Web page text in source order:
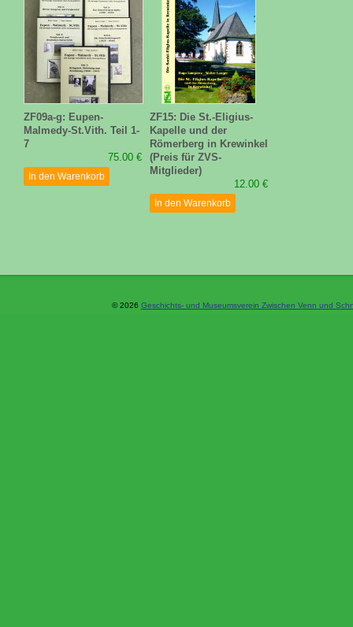
ZF09a-g: Eupen-
Malmedy-St.Vith. Teil 1-
7
75.00 €
In den Warenkorb
ZF15: Die St.-Eligius-
Kapelle und der
Römerberg in Krewinkel
(Preis für ZVS-
Mitglieder)
12.00 €
In den Warenkorb
© 2026 Geschichts- und Museumsverein Zwischen Venn und